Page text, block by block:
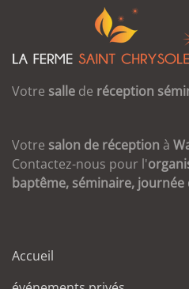
Votre salle de réception
Votre salon de réception à
Contactez-nous pour l'
baptême, séminaire,
Accueil